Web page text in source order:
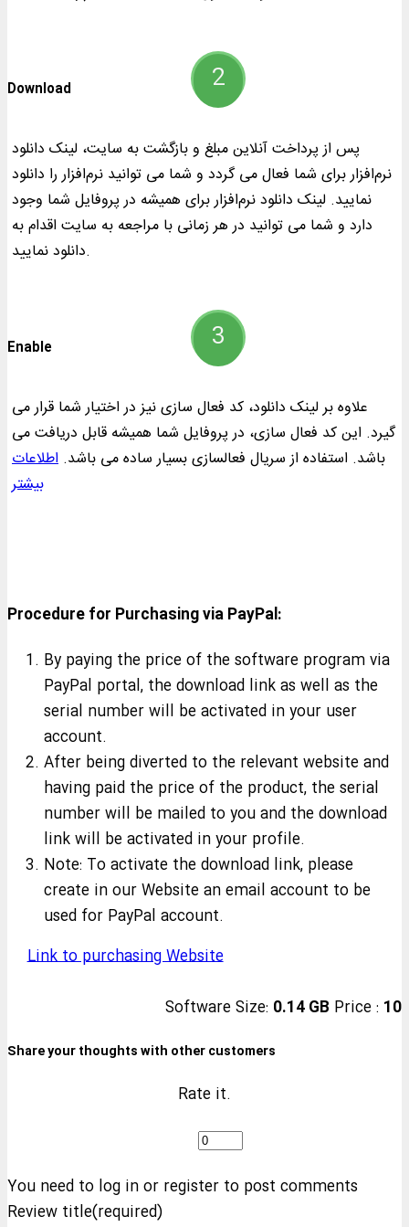
Download
پس از پرداخت آنلاین مبلغ و بازگشت به سایت، لینک دانلود
نرم‌افزار برای شما فعال می گردد و شما می توانید نرم‌افزار را دانلود
نمایید. لینک دانلود نرم‌افزار برای همیشه در پروفایل شما وجود
دارد و شما می توانید در هر زمانی با مراجعه به سایت اقدام به
دانلود نمایید.
Enable
علاوه بر لینک دانلود، کد فعال سازی نیز در اختیار شما قرار می
گیرد. این کد فعال سازی، در پروفایل شما همیشه قابل دریافت می
باشد. استفاده از سریال فعالسازی بسیار ساده می باشد. اطلاعات
بیشتر
Procedure for Purchasing via PayPal:
By paying the price of the software program via
PayPal portal, the download link as well as the
serial number will be activated in your user
account.
After being diverted to the relevant website and
having paid the price of the product, the serial
number will be mailed to you and the download
link will be activated in your profile.
Note: To activate the download link, please
create in our Website an email account to be
used for PayPal account.
Link to purchasing Website
Software Size: 0.14 GB Price : 10
Share your thoughts with other customers
Rate it.
You need to log in or register to post comments
Review title(required)